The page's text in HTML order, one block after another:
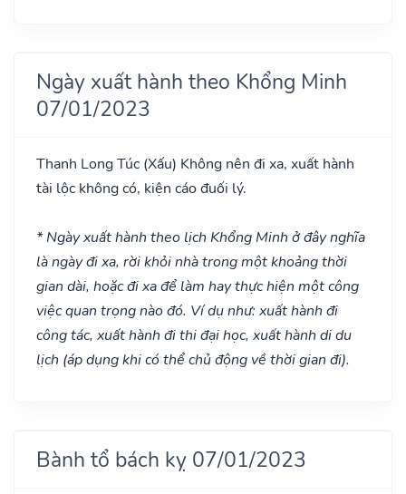
Ngày xuất hành theo Khổng Minh
07/01/2023
Thanh Long Túc (Xấu) Không nên đi xa, xuất hành
tài lộc không có, kiện cáo đuối lý.
* Ngày xuất hành theo lịch Khổng Minh ở đây nghĩa
là ngày đi xa, rời khỏi nhà trong một khoảng thời
gian dài, hoặc đi xa để làm hay thực hiện một công
việc quan trọng nào đó. Ví dụ như: xuất hành đi
công tác, xuất hành đi thi đại học, xuất hành di du
lịch (áp dụng khi có thể chủ động về thời gian đi).
Bành tổ bách kỵ 07/01/2023